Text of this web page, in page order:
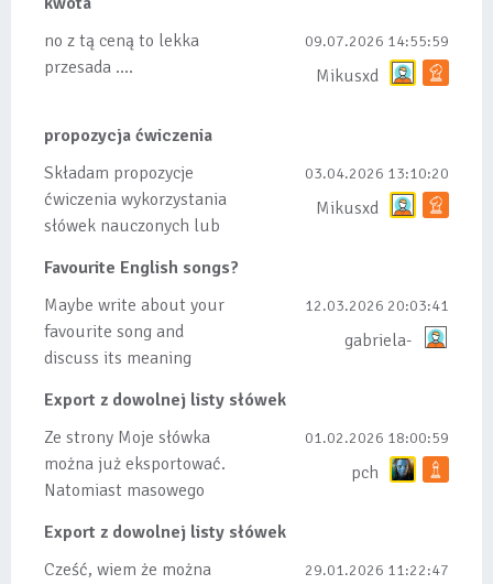
no z tą ceną to lekka
przesada ....
09.07.2026 14:55:59
Mikusxd
propozycja ćwiczenia
Składam propozycje
ćwiczenia wykorzystania
słówek nauczonych lub
tez ze wszys...
03.04.2026 13:10:20
Mikusxd
Favourite English songs?
Maybe write about your
favourite song and
discuss its meaning
12.03.2026 20:03:41
gabriela-
Export z dowolnej listy słówek
Ze strony Moje słówka
można już eksportować.
Natomiast masowego
bo wiąże się...
01.02.2026 18:00:59
pch
Export z dowolnej listy słówek
Cześć, wiem że można
29.01.2026 11:22:47